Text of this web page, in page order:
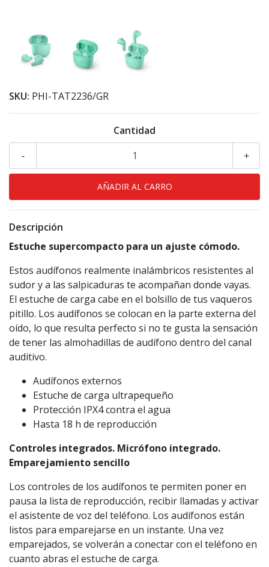
SKU: PHI-TAT2236/GR
Cantidad
+
-
Descripción
Estuche supercompacto para un ajuste cómodo.
Estos audífonos realmente inalámbricos resistentes al
sudor y a las salpicaduras te acompañan donde vayas.
El estuche de carga cabe en el bolsillo de tus vaqueros
pitillo. Los audífonos se colocan en la parte externa del
oído, lo que resulta perfecto si no te gusta la sensación
de tener las almohadillas de audífono dentro del canal
auditivo.
Audífonos externos
Estuche de carga ultrapequeño
Protección IPX4 contra el agua
Hasta 18 h de reproducción
Controles integrados. Micrófono integrado.
Emparejamiento sencillo
Los controles de los audífonos te permiten poner en
pausa la lista de reproducción, recibir llamadas y activar
el asistente de voz del teléfono. Los audífonos están
listos para emparejarse en un instante. Una vez
emparejados, se volverán a conectar con el teléfono en
cuanto abras el estuche de carga.